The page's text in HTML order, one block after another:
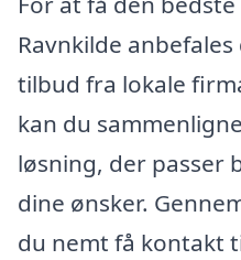
Ravnkilde
tilbud fra lokale
kan du
løsning, der passer
dine ønsker.
du nemt få kontakt